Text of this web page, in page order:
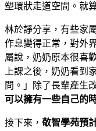
塑環狀走道空間。就
林於諍分享，有些家
作息變得正常，對外
屬說，奶奶原本很喜
上課之後，奶奶看到
問。」除了長輩產生
可以擁有一些自己的
接下來， 敬智學苑預